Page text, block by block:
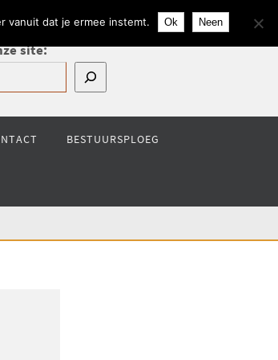
site:
BESTUURSPLOEG
vanuit dat je ermee instemt. Ok Neen